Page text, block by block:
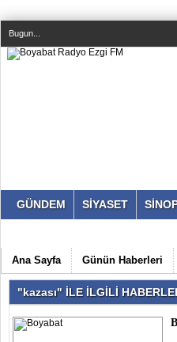
Bugun...
GÜNDEM SİYASET
Ana Sayfa Günün Haberleri
"kazası" İLE İLGİLİ